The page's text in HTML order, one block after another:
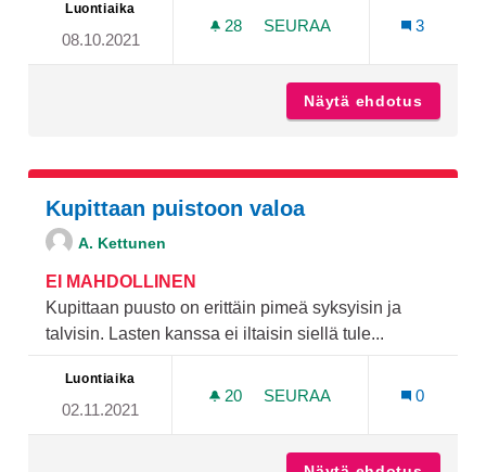
Luontiaika
08.10.2021
28 28 SEURAAJAA
SEURAA
3
Näytä ehdotus
Kupittaan puistoon valoa
A. Kettunen
EI MAHDOLLINEN
Kupittaan puusto on erittäin pimeä syksyisin ja
talvisin. Lasten kanssa ei iltaisin siellä tule...
Luontiaika
02.11.2021
20 20 SEURAAJAA
SEURAA
0